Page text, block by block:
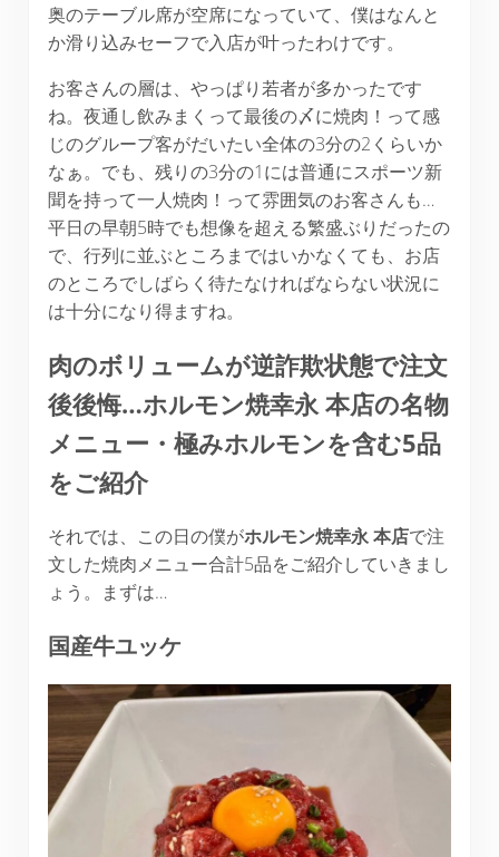
奥のテーブル席が空席になっていて、僕はなんと
か滑り込みセーフで入店が叶ったわけです。
お客さんの層は、やっぱり若者が多かったです
ね。夜通し飲みまくって最後の〆に焼肉！って感
じのグループ客がだいたい全体の3分の2くらいか
なぁ。でも、残りの3分の1には普通にスポーツ新
聞を持って一人焼肉！って雰囲気のお客さんも…
平日の早朝5時でも想像を超える繁盛ぶりだったの
で、行列に並ぶところまではいかなくても、お店
のところでしばらく待たなければならない状況に
は十分になり得ますね。
肉のボリュームが逆詐欺状態で注文
後後悔…ホルモン焼幸永 本店の名物
メニュー・極みホルモンを含む5品
をご紹介
それでは、この日の僕がホルモン焼幸永本店で注
文した焼肉メニュー合計5品をご紹介していきまし
ょう。まずは…
国産牛ユッケ